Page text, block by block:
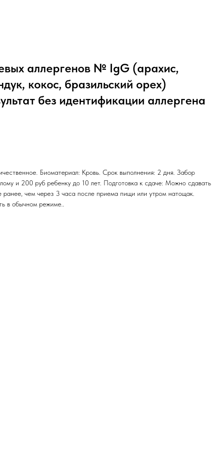
аллергенов № IgG (арахис,
кокос, бразильский орех)
без идентификации аллергена
Биоматериал: Кровь. Срок выполнения: 2 дня. Забор
и 200 руб ребенку до 10 лет. Подготовка к сдаче: Можно сдавать
ранее, чем через 3 часа после приема пищи или утром натощак.
в обычном режиме..